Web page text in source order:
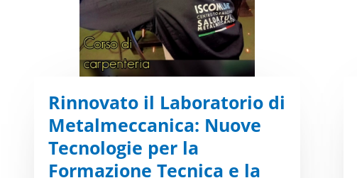
Rinnovato il Laboratorio di
Metalmeccanica: Nuove
Tecnologie per la
Formazione Tecnica e la